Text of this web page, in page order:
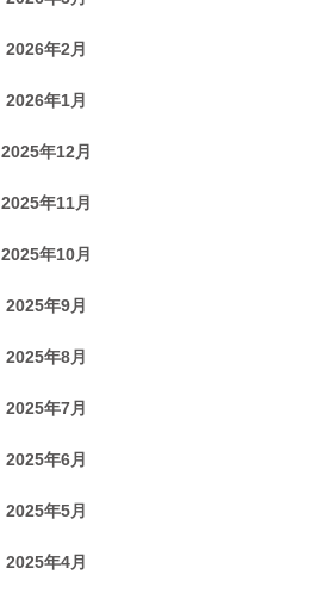
2026年2月
2026年1月
2025年12月
2025年11月
2025年10月
2025年9月
2025年8月
2025年7月
2025年6月
2025年5月
2025年4月